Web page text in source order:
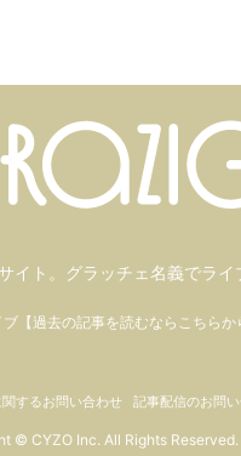
イト。 グラッチェ名義でライ
【過去の記事を読むならこちらか
関するお問い合わせ 記事配信のお問
© CYZO Inc. All Rights Reserved.